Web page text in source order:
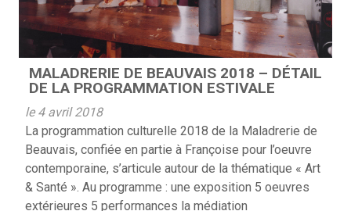
MALADRERIE DE BEAUVAIS 2018 – DÉTAIL
DE LA PROGRAMMATION ESTIVALE
le 4 avril 2018
La programmation culturelle 2018 de la Maladrerie de
Beauvais, confiée en partie à Françoise pour l’oeuvre
contemporaine, s’articule autour de la thématique « Art
& Santé ». Au programme : une exposition 5 oeuvres
extérieures 5 performances la médiation